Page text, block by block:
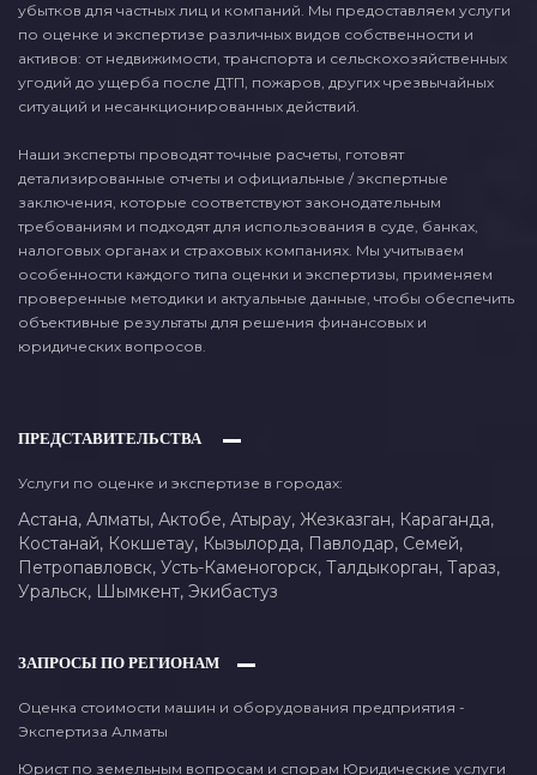
убытков для частных лиц и компаний. Мы предоставляем услуги
по оценке и экспертизе различных видов собственности и
активов: от недвижимости, транспорта и сельскохозяйственных
угодий до ущерба после ДТП, пожаров, других чрезвычайных
ситуаций и несанкционированных действий.
Наши эксперты проводят точные расчеты, готовят
детализированные отчеты и официальные / экспертные
заключения, которые соответствуют законодательным
требованиям и подходят для использования в суде, банках,
налоговых органах и страховых компаниях. Мы учитываем
особенности каждого типа оценки и экспертизы, применяем
проверенные методики и актуальные данные, чтобы обеспечить
объективные результаты для решения финансовых и
юридических вопросов.
ПРЕДСТАВИТЕЛЬСТВА
Услуги по оценке и экспертизе в городах:
Астана, Алматы, Актобе, Атырау, Жезказган, Караганда,
Костанай, Кокшетау, Кызылорда, Павлодар, Семей,
Петропавловск, Усть-Каменогорск, Талдыкорган, Тараз,
Уральск, Шымкент, Экибастуз
ЗАПРОСЫ ПО РЕГИОНАМ
Оценка стоимости машин и оборудования предприятия -
Экспертиза Алматы
Юрист по земельным вопросам и спорам Юридические услуги